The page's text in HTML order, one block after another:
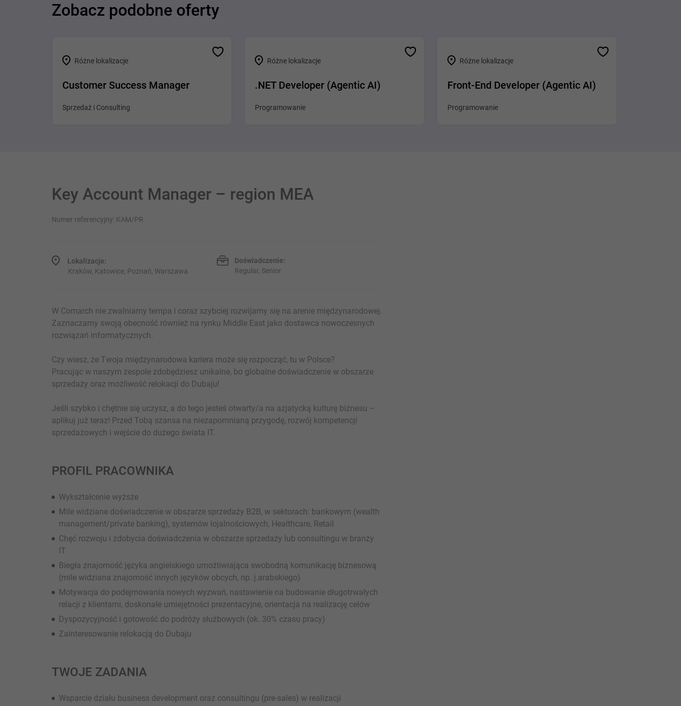
Zobacz podobne oferty
Różne lokalizacje
Customer Success Manager
Sprzedaż i Consulting
Różne lokalizacje
.NET Developer (Agentic AI)
Programowanie
Różne lokalizacje
Front-End Developer (Agentic AI)
Programowanie
Key Account Manager – region MEA
Numer referencyjny: KAM/PR
Lokalizacje:
Kraków, Katowice, Poznań, Warszawa
Doświadczenie:
Regular, Senior
W Comarch nie zwalniamy tempa i coraz szybciej rozwijamy się na arenie międzynarodowej.
Zaznaczamy swoją obecność również na rynku Middle East jako dostawca nowoczesnych
rozwiązań informatycznych.
Czy wiesz, że Twoja międzynarodowa kariera może się rozpocząć, tu w Polsce?
Pracując w naszym zespole zdobędziesz unikalne, bo globalne doświadczenie w obszarze
sprzedaży oraz możliwość relokacji do Dubaju!
Jeśli szybko i chętnie się uczysz, a do tego jesteś otwarty/a na azjatycką kulturę biznesu –
aplikuj już teraz! Przed Tobą szansa na niezapomnianą przygodę, rozwój kompetencji
sprzedażowych i wejście do dużego świata IT.
PROFIL PRACOWNIKA
Wykształcenie wyższe
Mile widziane doświadczenie w obszarze sprzedaży B2B, w sektorach: bankowym (wealth
management/private banking), systemów lojalnościowych, Healthcare, Retail
Chęć rozwoju i zdobycia doświadczenia w obszarze sprzedaży lub consultingu w branży
IT
Biegła znajomość języka angielskiego umożliwiająca swobodną komunikację biznesową
(mile widziana znajomość innych języków obcych, np. j.arabskiego)
Motywacja do podejmowania nowych wyzwań, nastawienie na budowanie długotrwałych
relacji z klientami, doskonałe umiejętności prezentacyjne, orientacja na realizację celów
Dyspozycyjność i gotowość do podróży służbowych (ok. 30% czasu pracy)
Zainteresowanie relokacją do Dubaju
TWOJE ZADANIA
Wsparcie działu business development oraz consultingu (pre-sales) w realizacji